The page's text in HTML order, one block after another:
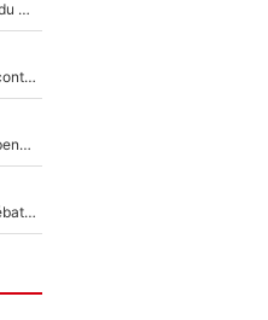
Antoine Dupont en deuil : Pendant ses vacances, la star du XV de France a perdu sa grand-mère
«Je ne sais pas pourquoi j’ai dit ça...» : Kylian Mbappé raconte sa première rencontre avec Zinédine Zidane (et c’est très drôle)
Départ de Roberto De Zerbi - Medhi Benatia s'est battu pendant six mois pour le retenir à l'OM, le PSG a été le naufrage de trop : «Je pars avec toi»
«Admets que tu t'es trompé sur Lucas Chevalier !» : Le débat sur le gardien du PSG vire au clash à l'After Foot